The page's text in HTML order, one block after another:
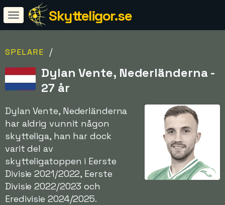
Skytteligor.se
SPELARE /
Dylan Vente, Nederländerna -
27 år
Dylan Vente, Nederländerna
har aldrig vunnit någon
skytteliga, han har dock
varit del av
skytteligatoppen i Eerste
Divisie 2021/2022, Eerste
Divisie 2022/2023 och
Eredivisie 2024/2025.